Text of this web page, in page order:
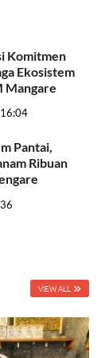
Komitmen
Ekosistem
Mangare
Pantai,
Ribuan
VIEW ALL